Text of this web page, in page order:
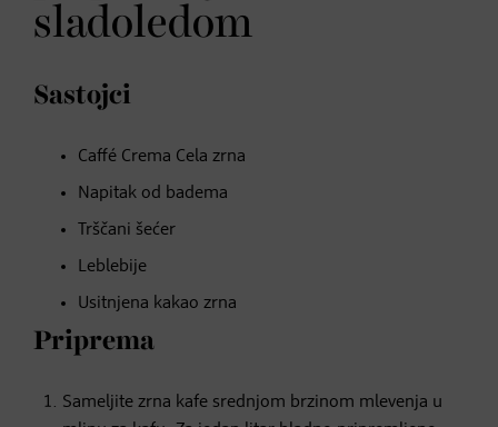
sladoledom
Sastojci
Caffé Crema Cela zrna
Napitak od badema
Trščani šećer
Leblebije
Usitnjena kakao zrna
Priprema
Sameljite zrna kafe srednjom brzinom mlevenja u